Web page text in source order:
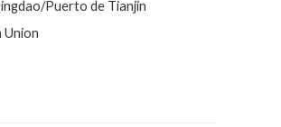
Puerto de Tianjin
Union